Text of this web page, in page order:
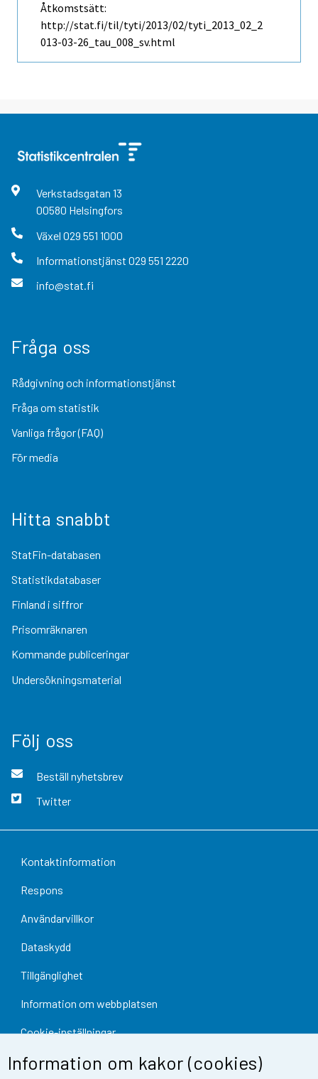
Information om kakor (cookies)
Åtkomstsätt:
http://stat.fi/til/tyti/2013/02/tyti_2013_02_2
013-03-26_tau_008_sv.html
Verkstadsgatan 13
00580 Helsingfors
Växel 029 551 1000
Informationstjänst 029 551 2220
info@stat.fi
Fråga oss
Rådgivning och informationstjänst
Fråga om statistik
Vanliga frågor (FAQ)
För media
Hitta snabbt
StatFin-databasen
Statistikdatabaser
Finland i siffror
Prisomräknaren
Kommande publiceringar
Undersökningsmaterial
Följ oss
Beställ nyhetsbrev
Twitter
Kontaktinformation
Respons
Användarvillkor
Dataskydd
Tillgänglighet
Information om webbplatsen
Cookie-inställningar